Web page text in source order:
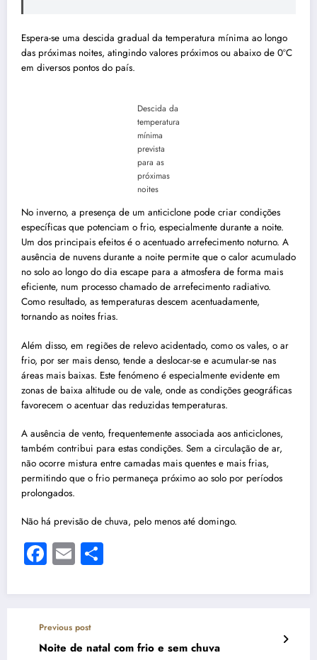
Espera-se uma descida gradual da temperatura mínima ao longo
das próximas noites, atingindo valores próximos ou abaixo de 0ºC
em diversos pontos do país.
Descida da
temperatura
mínima
prevista
para as
próximas
noites
No inverno, a presença de um anticiclone pode criar condições
específicas que potenciam o frio, especialmente durante a noite.
Um dos principais efeitos é o acentuado arrefecimento noturno. A
ausência de nuvens durante a noite permite que o calor acumulado
no solo ao longo do dia escape para a atmosfera de forma mais
eficiente, num processo chamado de arrefecimento radiativo.
Como resultado, as temperaturas descem acentuadamente,
tornando as noites frias.
Além disso, em regiões de relevo acidentado, como os vales, o ar
frio, por ser mais denso, tende a deslocar-se e acumular-se nas
áreas mais baixas. Este fenómeno é especialmente evidente em
zonas de baixa altitude ou de vale, onde as condições geográficas
favorecem o acentuar das reduzidas temperaturas.
A ausência de vento, frequentemente associada aos anticiclones,
também contribui para estas condições. Sem a circulação de ar,
não ocorre mistura entre camadas mais quentes e mais frias,
permitindo que o frio permaneça próximo ao solo por períodos
prolongados.
Não há previsão de chuva, pelo menos até domingo.
Facebook
Email
Previous post
Noite de natal com frio e sem chuva